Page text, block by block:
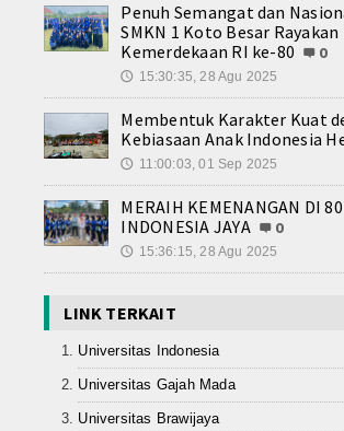
Penuh Semangat dan
SMKN 1 Koto Besar Rayakan
Kemerdekaan RI ke-80
0
🕔 15:30:35, 28 Agu 2025
Membentuk Karakter Kuat
Kebiasaan Anak Indonesia
🕔 11:00:03, 01 Sep 2025
MERAIH KEMENANGAN DI
INDONESIA JAYA
0
🕔 15:36:15, 28 Agu 2025
LINK TERKAIT
Universitas Indonesia
Universitas Gajah Mada
Universitas Brawijaya